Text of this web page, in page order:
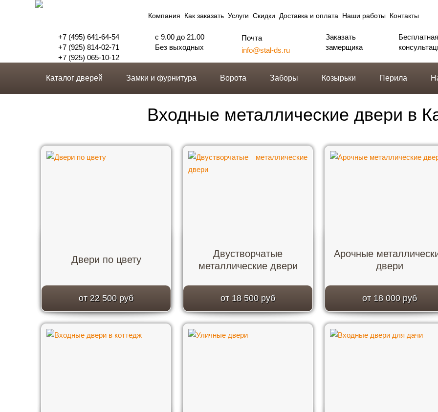
Компания Как заказать Услуги Скидки Доставка и оплата Наши работы Контакты
+7 (495) 641-64-54
+7 (925) 814-02-71
+7 (925) 065-10-12
с 9.00 до 21.00
Без выходных
Почта
info@stal-ds.ru
Заказать
замерщика
Бесплатная
Каталог дверей Замки и фурнитура Ворота Заборы Козырьки Перила
Входные металлические двери в
Двери по цвету
от 22 500 руб
Двустворчатые
металлические двери
от 18 500 руб
Арочные
двери
от 18 000 руб